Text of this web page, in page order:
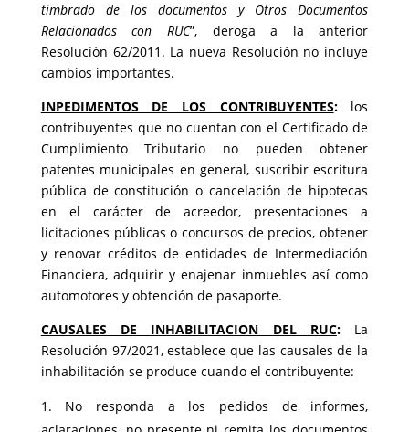
timbrado de los documentos y Otros Documentos
Relacionados con RUC”, deroga a la anterior
Resolución 62/2011. La nueva Resolución no incluye
cambios importantes.
INPEDIMENTOS DE LOS CONTRIBUYENTES:los
contribuyentes que no cuentan con el Certificado de
Cumplimiento Tributario no pueden obtener
patentes municipales en general, suscribir escritura
pública de constitución o cancelación de hipotecas
en el carácter de acreedor, presentaciones a
licitaciones públicas o concursos de precios, obtener
y renovar créditos de entidades de Intermediación
Financiera, adquirir y enajenar inmuebles así como
automotores y obtención de pasaporte.
CAUSALES DE INHABILITACION DEL RUC:La
Resolución 97/2021, establece que las causales de la
inhabilitación se produce cuando el contribuyente:
No responda a los pedidos de informes,